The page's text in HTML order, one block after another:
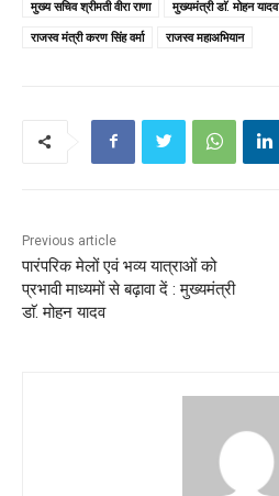
मुख्य सचिव श्रीमती वीरा राणा
मुख्यमंत्री डाॅ. मोहन यादव
राजस्व मंत्री करण सिंह वर्मा
राजस्व महाअभियान
Previous article
पारंपरिक मेलों एवं भव्य यात्राओं को
प्रभावी माध्यमों से बढ़ावा दें : मुख्यमंत्री
डाॅ. मोहन यादव